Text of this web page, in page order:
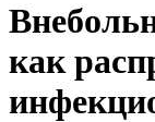
как